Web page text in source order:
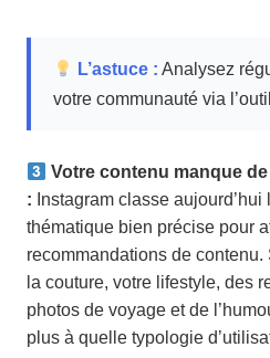
L’astuce : Analysez
votre communauté via l’outil
Votre contenu manque
: Instagram classe
thématique bien précise pour
recommandations de
la couture, votre lifestyle, des
photos de voyage et de
plus à quelle typologie